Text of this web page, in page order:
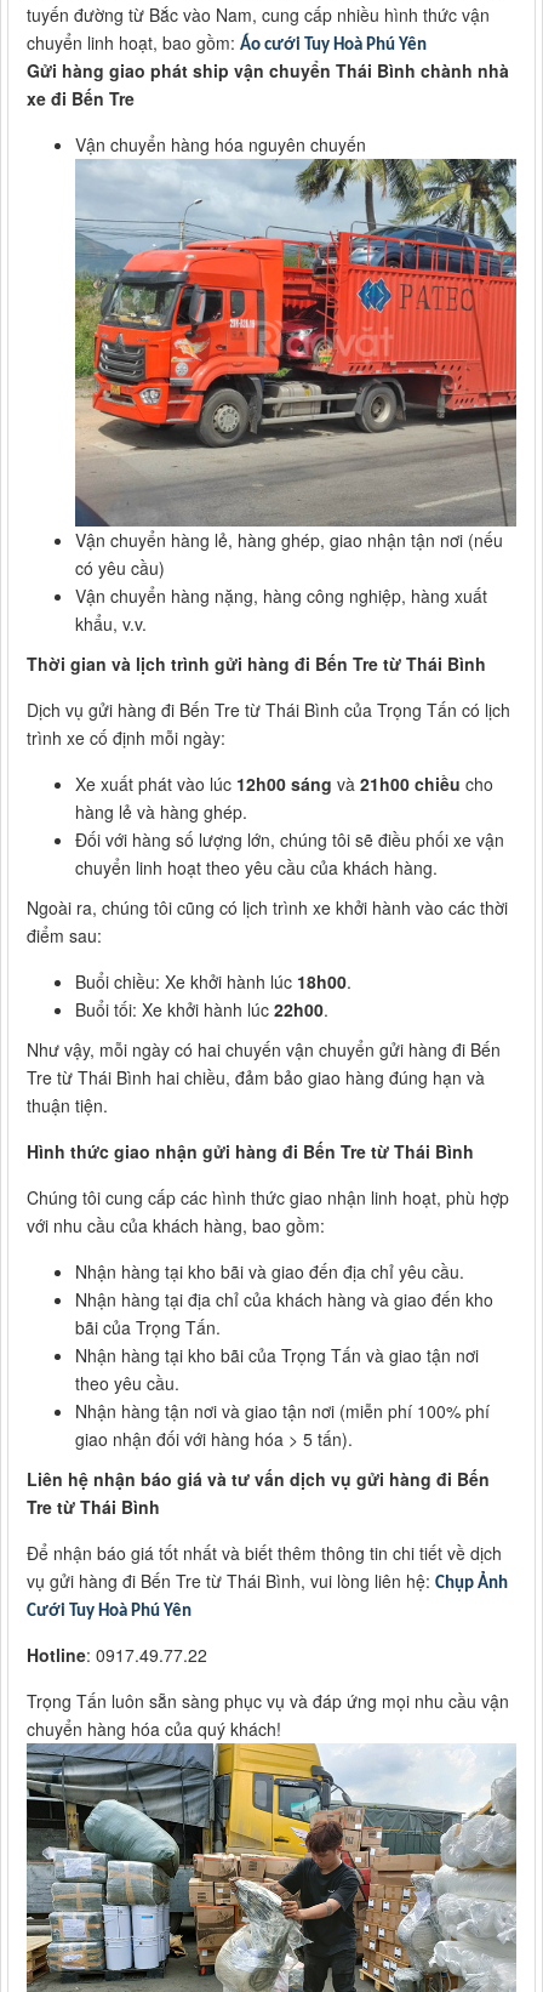
tuyến đường từ Bắc vào Nam, cung cấp nhiều hình thức vận
chuyển linh hoạt, bao gồm: Áo cưới Tuy Hoà Phú Yên
Gửi hàng giao phát ship vận chuyển Thái Bình chành nhà
xe đi Bến Tre
Vận chuyển hàng hóa nguyên chuyến
Vận chuyển hàng lẻ, hàng ghép, giao nhận tận nơi (nếu
có yêu cầu)
Vận chuyển hàng nặng, hàng công nghiệp, hàng xuất
khẩu, v.v.
Thời gian và lịch trình gửi hàng đi Bến Tre từ Thái Bình
Dịch vụ gửi hàng đi Bến Tre từ Thái Bình của Trọng Tấn có lịch
trình xe cố định mỗi ngày:
Xe xuất phát vào lúc 12h00 sáng và 21h00 chiều cho
hàng lẻ và hàng ghép.
Đối với hàng số lượng lớn, chúng tôi sẽ điều phối xe vận
chuyển linh hoạt theo yêu cầu của khách hàng.
Ngoài ra, chúng tôi cũng có lịch trình xe khởi hành vào các thời
điểm sau:
Buổi chiều: Xe khởi hành lúc 18h00.
Buổi tối: Xe khởi hành lúc 22h00.
Như vậy, mỗi ngày có hai chuyến vận chuyển gửi hàng đi Bến
Tre từ Thái Bình hai chiều, đảm bảo giao hàng đúng hạn và
thuận tiện.
Hình thức giao nhận gửi hàng đi Bến Tre từ Thái Bình
Chúng tôi cung cấp các hình thức giao nhận linh hoạt, phù hợp
với nhu cầu của khách hàng, bao gồm:
Nhận hàng tại kho bãi và giao đến địa chỉ yêu cầu.
Nhận hàng tại địa chỉ của khách hàng và giao đến kho
bãi của Trọng Tấn.
Nhận hàng tại kho bãi của Trọng Tấn và giao tận nơi
theo yêu cầu.
Nhận hàng tận nơi và giao tận nơi (miễn phí 100% phí
giao nhận đối với hàng hóa > 5 tấn).
Liên hệ nhận báo giá và tư vấn dịch vụ gửi hàng đi Bến
Tre từ Thái Bình
Để nhận báo giá tốt nhất và biết thêm thông tin chi tiết về dịch
vụ gửi hàng đi Bến Tre từ Thái Bình, vui lòng liên hệ: Chụp Ảnh
Cưới Tuy Hoà Phú Yên
Hotline: 0917.49.77.22
Trọng Tấn luôn sẵn sàng phục vụ và đáp ứng mọi nhu cầu vận
chuyển hàng hóa của quý khách!